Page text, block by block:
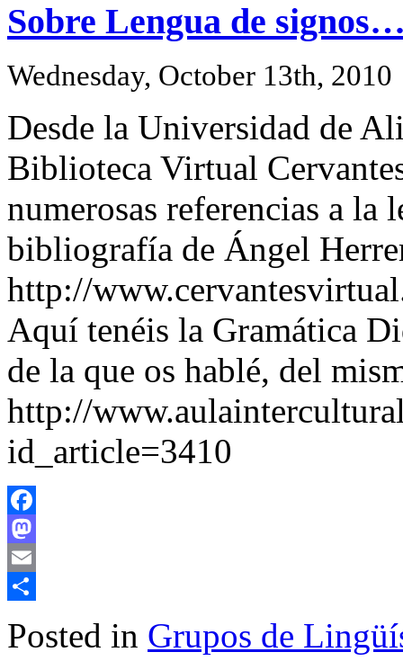
Sobre Lengua de
Wednesday, October 13th, 2010
Desde la Universidad de
Biblioteca Virtual
numerosas referencias a la
bibliografía de Ángel
http://
Aquí tenéis la Gramática
de la que os hablé, del
http://
id_article=3410
Facebook
Mastodon
Email
Posted in Grupos de